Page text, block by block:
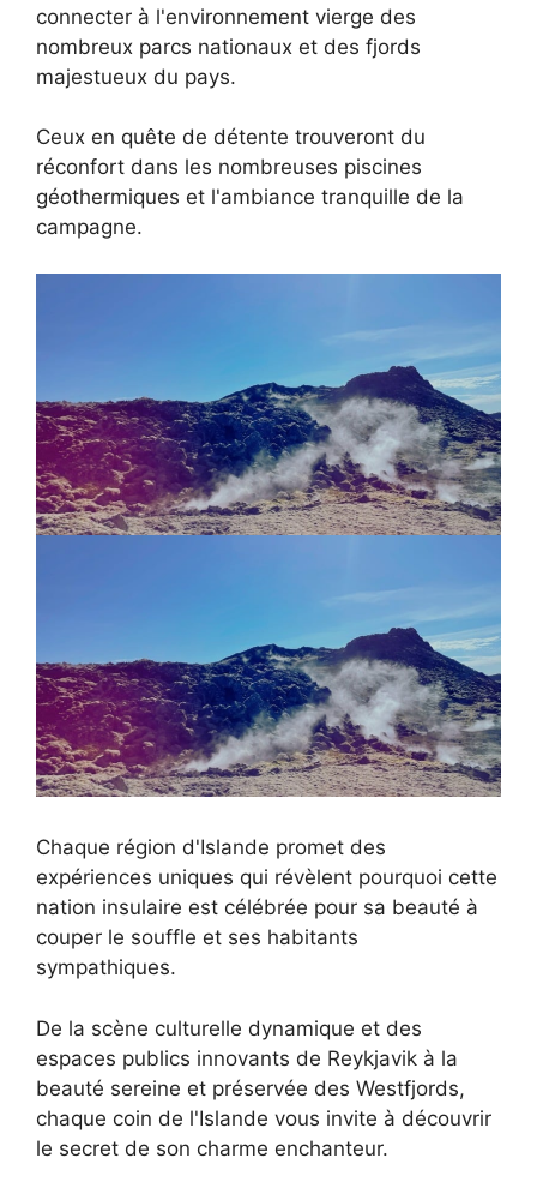
connecter à l'environnement vierge des
nombreux parcs nationaux et des fjords
majestueux du pays.
Ceux en quête de détente trouveront du
réconfort dans les nombreuses piscines
géothermiques et l'ambiance tranquille de la
campagne.
Chaque région d'Islande promet des
expériences uniques qui révèlent pourquoi cette
nation insulaire est célébrée pour sa beauté à
couper le souffle et ses habitants
sympathiques.
De la scène culturelle dynamique et des
espaces publics innovants de Reykjavik à la
beauté sereine et préservée des Westfjords,
chaque coin de l'Islande vous invite à découvrir
le secret de son charme enchanteur.